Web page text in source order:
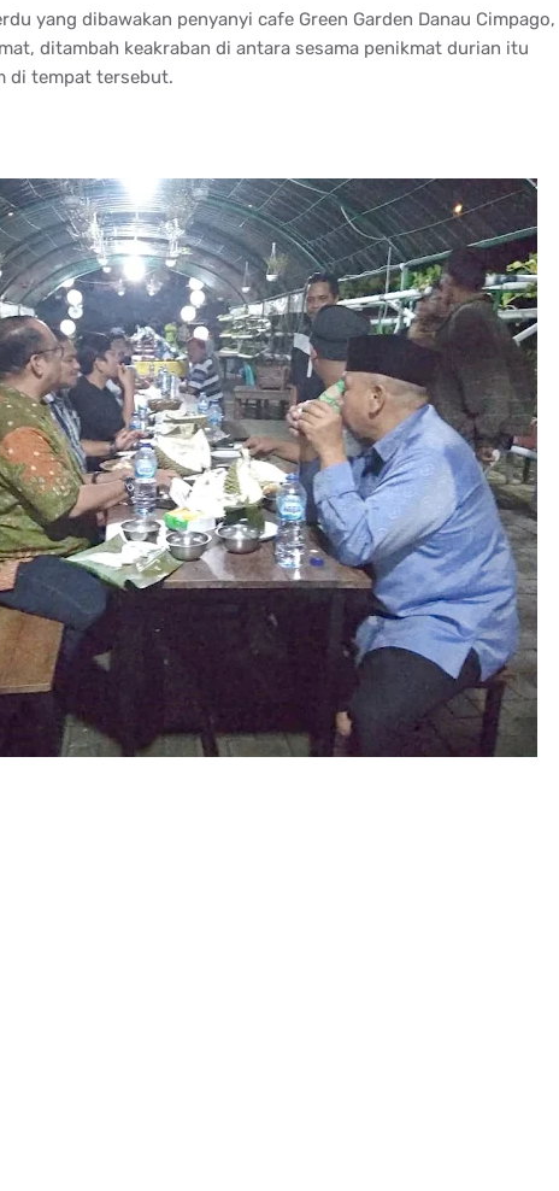
yang dibawakan penyanyi cafe Green Garden Danau Cimpago,
ditambah keakraban di antara sesama penikmat durian itu
di tempat tersebut.